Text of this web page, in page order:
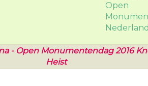
Open
- Open Monumentendag 2016
Heist